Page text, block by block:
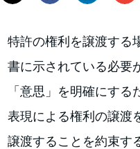
特許の権利を譲渡する
書に示されている必要
「意思」を明確にす
表現による権利の譲渡
譲渡することを約束す